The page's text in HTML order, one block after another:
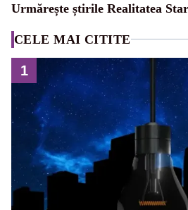
Urmărește știrile Realitatea
CELE MAI CITITE
1